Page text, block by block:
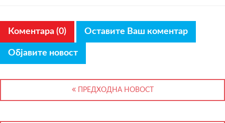
Коментара (0) Оставите Ваш коментар
Објавите новост
ПРЕДХОДНА НОВОСТ